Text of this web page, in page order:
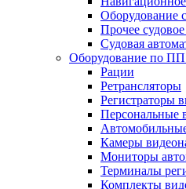
Оборудование
Прочее
Судовая
Оборудование по
Рации
Ретрансляторы
Регистраторы
Персональные
Камеры
Мониторы
Терминалы
Комплекты